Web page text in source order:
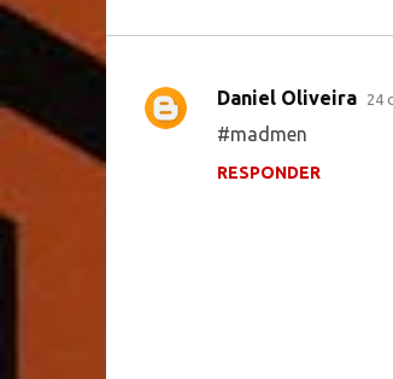
C
Daniel Oliveira 24
#madmen
RESPONDER